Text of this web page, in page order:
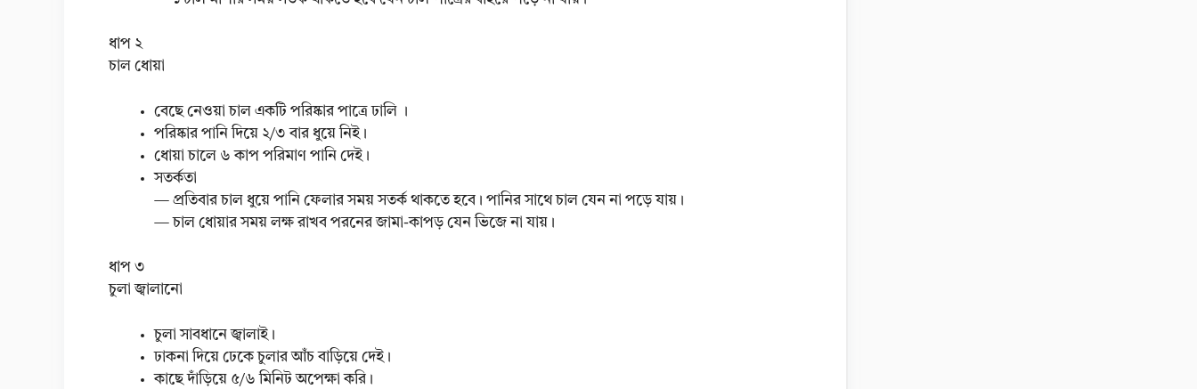
ধাপ ২
চাল ধোয়া
বেছে নেওয়া চাল একটি পরিষ্কার পাত্রে ঢালি ।
পরিষ্কার পানি দিয়ে ২/৩ বার ধুয়ে নিই।
ধোয়া চালে ৬ কাপ পরিমাণ পানি দেই।
সতর্কতা
— প্রতিবার চাল ধুয়ে পানি ফেলার সময় সতর্ক থাকতে হবে। পানির সাথে চাল যেন না পড়ে যায়।
— চাল ধোয়ার সময় লক্ষ রাখব পরনের জামা-কাপড় যেন ভিজে না যায়।
ধাপ ৩
চুলা জ্বালানো
চুলা সাবধানে জ্বালাই।
ঢাকনা দিয়ে ঢেকে চুলার আঁচ বাড়িয়ে দেই।
কাছে দাঁড়িয়ে ৫/৬ মিনিট অপেক্ষা করি।